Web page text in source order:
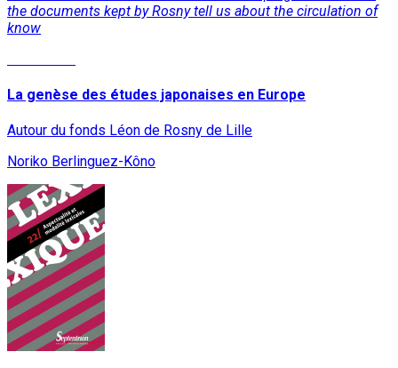
the documents kept by Rosny tell us about the circulation of
know
La genèse des études japonaises en Europe
Autour du fonds Léon de Rosny de Lille
Noriko Berlinguez-Kôno